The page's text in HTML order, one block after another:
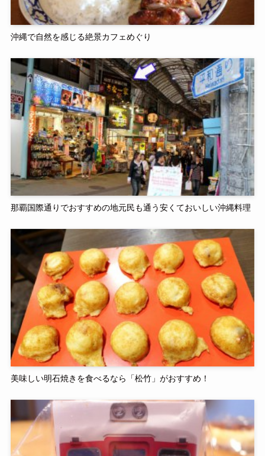
沖縄で自然を感じる絶景カフェめぐり
那覇国際通りでおすすめの地元民も通う安くておいしい沖縄料理
美味しい明石焼きを食べるなら「松竹」がおすすめ！